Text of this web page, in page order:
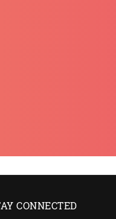
CONNECTED